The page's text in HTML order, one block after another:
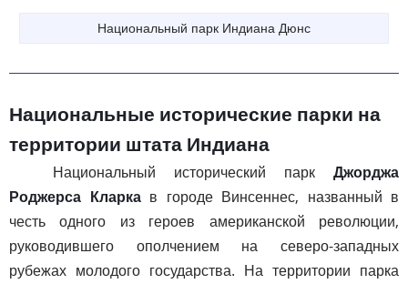
Национальный парк Индиана Дюнс
Национальные исторические парки на
территории штата Индиана
Национальный исторический парк Джорджа
Роджерса Кларкав городе Винсеннес, названный в
честь одного из героев американской революции,
руководившего ополчением на северо-западных
рубежах молодого государства. На территории парка